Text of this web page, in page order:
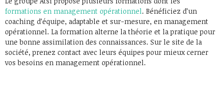
formations en management opérationnel. Bénéficiez d’un
coaching d’équipe, adaptable et sur-mesure, en management
opérationnel. La formation alterne la théorie et la pratique pour
une bonne assimilation des connaissances. Sur le site de la
société, prenez contact avec leurs équipes pour mieux cerner
vos besoins en management opérationnel.